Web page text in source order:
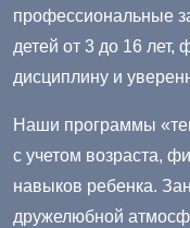
профессиональные
детей от 3 до 16 лет,
дисциплину и
Наши программы
с учетом возраста,
навыков ребенка.
дружелюбной